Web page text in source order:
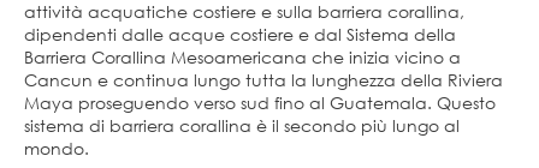
attività acquatiche costiere e sulla barriera corallina,
dipendenti dalle acque costiere e dal Sistema della
Barriera Corallina Mesoamericana che inizia vicino a
Cancun e continua lungo tutta la lunghezza della Riviera
Maya proseguendo verso sud fino al Guatemala. Questo
sistema di barriera corallina è il secondo più lungo al
mondo.